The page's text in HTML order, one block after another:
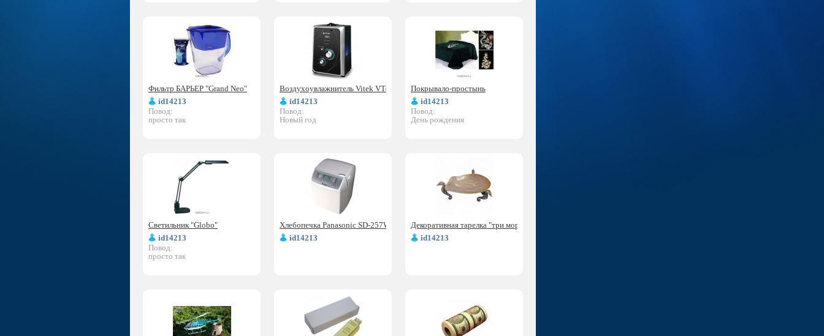
Фильтр БАРЬЕР "Grand Neo"
id14213
Повод:
просто так
Воздухоувлажнитель Vitek VT-1761
id14213
Повод:
Новый год
Покрывало-простынь
id14213
Повод:
День рождения
Светильник "Globo"
id14213
Повод:
просто так
Хлебопечка Panasonic SD-257WTS
id14213
Декоративная тарелка "три морских конька", интернет магазин подарков
id14213